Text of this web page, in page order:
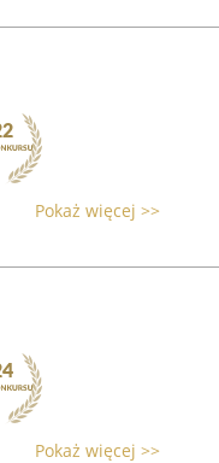
Pokaż więcej >>
Pokaż więcej >>